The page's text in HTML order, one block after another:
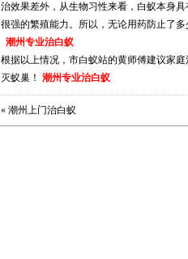
治效果差外，从生物习性来看，白蚁本身
很强的繁殖能力。所以，无论用药防止了
潮州专业治白蚁
根据以上情况，市白蚁站的黄师傅建议家
灭蚁巢！ 潮州专业治白蚁
« 潮州上门治白蚁